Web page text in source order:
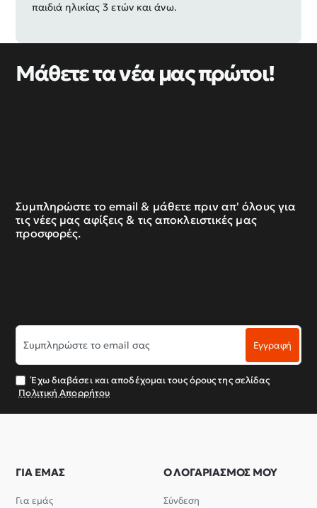
παιδιά ηλικίας 3 ετών και άνω.
Μάθετε τα νέα μας πρώτοι!
Συμπληρώστε το email & μάθετε πριν απ' όλους για
τις νέες μας αφίξεις & τις αποκλειστικές μας
προσφορές.
Συμπληρώστε
το
email
σας
Εγγραφή
Έχω διαβάσει και αποδέχομαι τους όρους της σελίδας
Πολιτική Απορρήτου
ΓΙΑ ΕΜΑΣ
Για εμάς
Ο ΛΟΓΑΡΙΑΣΜΟΣ ΜΟΥ
Σύνδεση